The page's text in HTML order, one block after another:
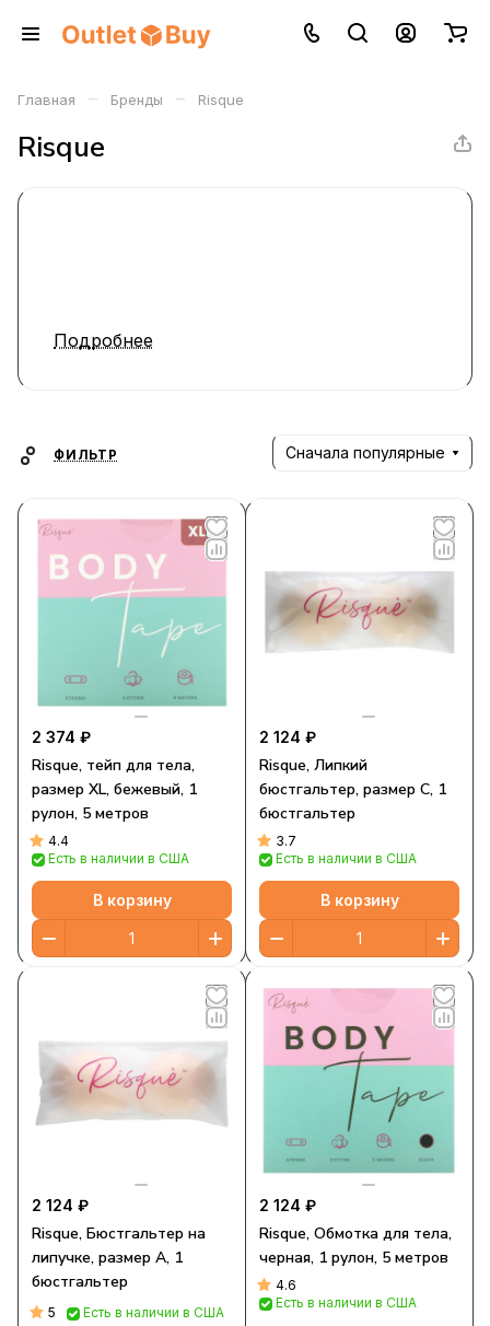
Главная – Бренды – Risque
Risque
Подробнее
ФИЛЬТР Сначала популярные
2 374 ₽
Risque, тейп для тела,
размер XL, бежевый, 1
рулон, 5 метров
4.4
Есть в наличии в США
В корзину
2 124 ₽
Risque, Липкий
бюстгальтер, размер C, 1
бюстгальтер
3.7
Есть в наличии в США
В корзину
2 124 ₽
Risque, Бюстгальтер на
липучке, размер A, 1
бюстгальтер
5 Есть в наличии в США
2 124 ₽
Risque, Обмотка для тела,
черная, 1 рулон, 5 метров
4.6
Есть в наличии в США